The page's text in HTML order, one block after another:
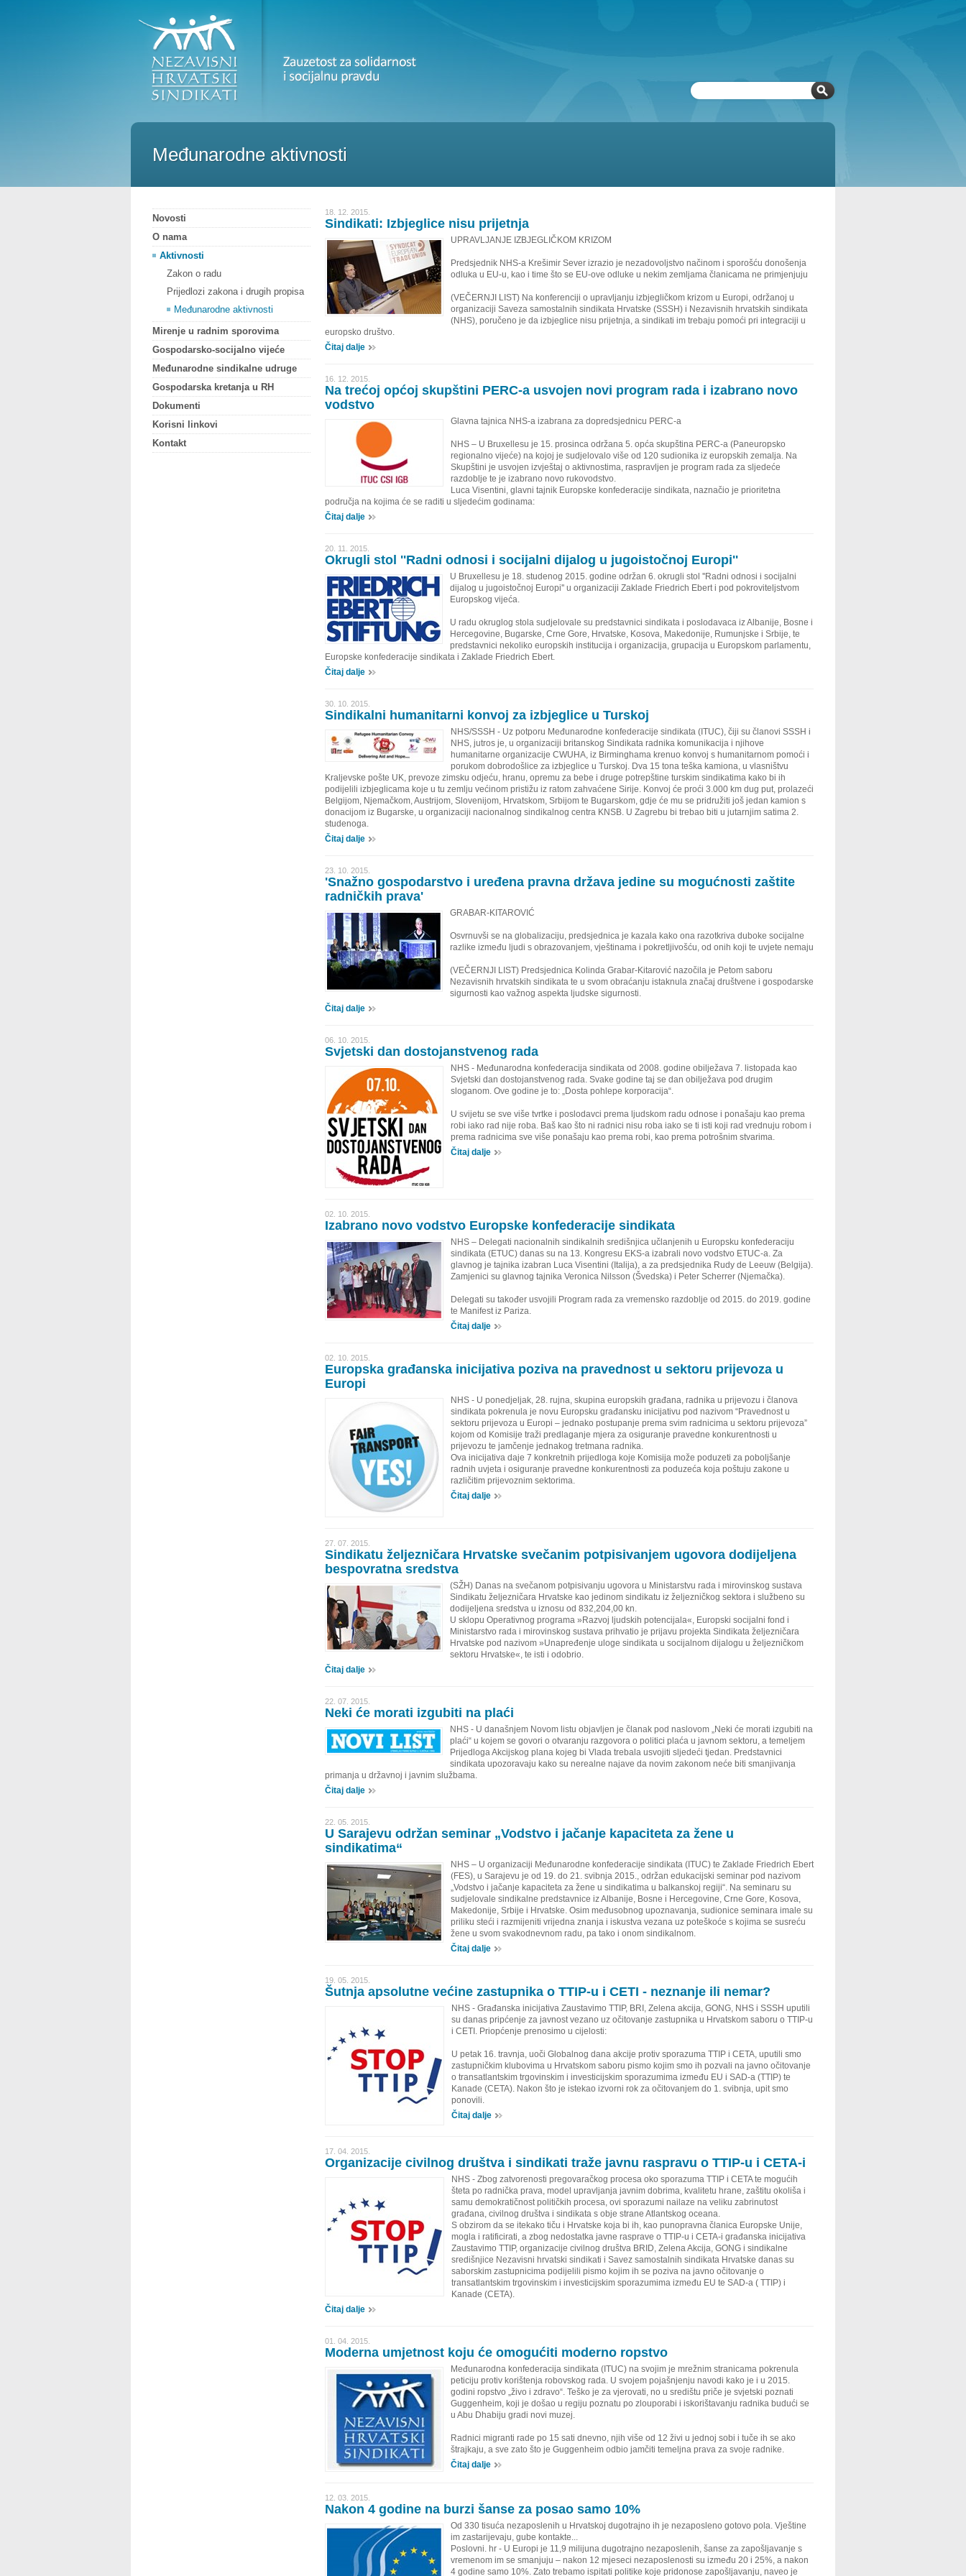
Međunarodne aktivnosti
18. 12. 2015.
Sindikati: Izbjeglice nisu prijetnja
UPRAVLJANJE IZBJEGLIČKOM KRIZOM
Predsjednik NHS-a Krešimir Sever izrazio je nezadovoljstvo načinom i sporošću donošenja
odluka u EU-u, kao i time što se EU-ove odluke u nekim zemljama članicama ne primjenjuju
(VEČERNJI LIST) Na konferenciji o upravljanju izbjegličkom krizom u Europi, održanoj u
organizaciji Saveza samostalnih sindikata Hrvatske (SSSH) i Nezavisnih hrvatskih sindikata
(NHS), poručeno je da izbjeglice nisu prijetnja, a sindikati im trebaju pomoći pri integraciji u
europsko društvo.
Čitaj dalje
16. 12. 2015.
Na trećoj općoj skupštini PERC-a usvojen novi program rada i izabrano novo
vodstvo
Glavna tajnica NHS-a izabrana za dopredsjednicu PERC-a
NHS – U Bruxellesu je 15. prosinca održana 5. opća skupština PERC-a (Paneuropsko
regionalno vijeće) na kojoj je sudjelovalo više od 120 sudionika iz europskih zemalja. Na
Skupštini je usvojen izvještaj o aktivnostima, raspravljen je program rada za sljedeće
razdoblje te je izabrano novo rukovodstvo.
Luca Visentini, glavni tajnik Europske konfederacije sindikata, naznačio je prioritetna
područja na kojima će se raditi u sljedećim godinama:
Čitaj dalje
20. 11. 2015.
Okrugli stol ''Radni odnosi i socijalni dijalog u jugoistočnoj Europi''
U Bruxellesu je 18. studenog 2015. godine održan 6. okrugli stol ''Radni odnosi i socijalni
dijalog u jugoistočnoj Europi'' u organizaciji Zaklade Friedrich Ebert i pod pokroviteljstvom
Europskog vijeća.
U radu okruglog stola sudjelovale su predstavnici sindikata i poslodavaca iz Albanije, Bosne i
Hercegovine, Bugarske, Crne Gore, Hrvatske, Kosova, Makedonije, Rumunjske i Srbije, te
predstavnici nekoliko europskih institucija i organizacija, grupacija u Europskom parlamentu,
Europske konfederacije sindikata i Zaklade Friedrich Ebert.
Čitaj dalje
30. 10. 2015.
Sindikalni humanitarni konvoj za izbjeglice u Turskoj
NHS/SSSH - Uz potporu Međunarodne konfederacije sindikata (ITUC), čiji su članovi SSSH i
NHS, jutros je, u organizaciji britanskog Sindikata radnika komunikacija i njihove
humanitarne organizacije CWUHA, iz Birminghama krenuo konvoj s humanitarnom pomoći i
porukom dobrodošlice za izbjeglice u Turskoj. Dva 15 tona teška kamiona, u vlasništvu
Kraljevske pošte UK, prevoze zimsku odjeću, hranu, opremu za bebe i druge potrepštine turskim sindikatima kako bi ih
podijelili izbjeglicama koje u tu zemlju većinom pristižu iz ratom zahvaćene Sirije. Konvoj će proći 3.000 km dug put, prolazeći
Belgijom, Njemačkom, Austrijom, Slovenijom, Hrvatskom, Srbijom te Bugarskom, gdje će mu se pridružiti još jedan kamion s
donacijom iz Bugarske, u organizaciji nacionalnog sindikalnog centra KNSB. U Zagrebu bi trebao biti u jutarnjim satima 2.
studenoga.
Čitaj dalje
23. 10. 2015.
'Snažno gospodarstvo i uređena pravna država jedine su mogućnosti zaštite
radničkih prava'
GRABAR-KITAROVIĆ
Osvrnuvši se na globalizaciju, predsjednica je kazala kako ona razotkriva duboke socijalne
razlike između ljudi s obrazovanjem, vještinama i pokretljivošću, od onih koji te uvjete nemaju
(VEČERNJI LIST) Predsjednica Kolinda Grabar-Kitarović nazočila je Petom saboru
Nezavisnih hrvatskih sindikata te u svom obraćanju istaknula značaj društvene i gospodarske
sigurnosti kao važnog aspekta ljudske sigurnosti.
Čitaj dalje
06. 10. 2015.
Svjetski dan dostojanstvenog rada
NHS - Međunarodna konfederacija sindikata od 2008. godine obilježava 7. listopada kao
Svjetski dan dostojanstvenog rada. Svake godine taj se dan obilježava pod drugim
sloganom. Ove godine je to: „Dosta pohlepe korporacija“.
U svijetu se sve više tvrtke i poslodavci prema ljudskom radu odnose i ponašaju kao prema
robi iako rad nije roba. Baš kao što ni radnici nisu roba iako se ti isti koji rad vrednuju robom i
prema radnicima sve više ponašaju kao prema robi, kao prema potrošnim stvarima.
Čitaj dalje
02. 10. 2015.
Izabrano novo vodstvo Europske konfederacije sindikata
NHS – Delegati nacionalnih sindikalnih središnjica učlanjenih u Europsku konfederaciju
sindikata (ETUC) danas su na 13. Kongresu EKS-a izabrali novo vodstvo ETUC-a. Za
glavnog je tajnika izabran Luca Visentini (Italija), a za predsjednika Rudy de Leeuw (Belgija).
Zamjenici su glavnog tajnika Veronica Nilsson (Švedska) i Peter Scherrer (Njemačka).
Delegati su također usvojili Program rada za vremensko razdoblje od 2015. do 2019. godine
te Manifest iz Pariza.
Čitaj dalje
02. 10. 2015.
Europska građanska inicijativa poziva na pravednost u sektoru prijevoza u
Europi
NHS - U ponedjeljak, 28. rujna, skupina europskih građana, radnika u prijevozu i članova
sindikata pokrenula je novu Europsku građansku inicijativu pod nazivom “Pravednost u
sektoru prijevoza u Europi – jednako postupanje prema svim radnicima u sektoru prijevoza”
kojom od Komisije traži predlaganje mjera za osiguranje pravedne konkurentnosti u
prijevozu te jamčenje jednakog tretmana radnika.
Ova inicijativa daje 7 konkretnih prijedloga koje Komisija može poduzeti za poboljšanje
radnih uvjeta i osiguranje pravedne konkurentnosti za poduzeća koja poštuju zakone u
različitim prijevoznim sektorima.
Čitaj dalje
27. 07. 2015.
Sindikatu željezničara Hrvatske svečanim potpisivanjem ugovora dodijeljena
bespovratna sredstva
(SŽH) Danas na svečanom potpisivanju ugovora u Ministarstvu rada i mirovinskog sustava
Sindikatu željezničara Hrvatske kao jedinom sindikatu iz željezničkog sektora i službeno su
dodijeljena sredstva u iznosu od 832,204,00 kn.
U sklopu Operativnog programa »Razvoj ljudskih potencijala«, Europski socijalni fond i
Ministarstvo rada i mirovinskog sustava prihvatio je prijavu projekta Sindikata željezničara
Hrvatske pod nazivom »Unapređenje uloge sindikata u socijalnom dijalogu u željezničkom
sektoru Hrvatske«, te isti i odobrio.
Čitaj dalje
22. 07. 2015.
Neki će morati izgubiti na plaći
NHS - U današnjem Novom listu objavljen je članak pod naslovom „Neki će morati izgubiti na
plaći“ u kojem se govori o otvaranju razgovora o politici plaća u javnom sektoru, a temeljem
Prijedloga Akcijskog plana kojeg bi Vlada trebala usvojiti sljedeći tjedan. Predstavnici
sindikata upozoravaju kako su nerealne najave da novim zakonom neće biti smanjivanja
primanja u državnoj i javnim službama.
Čitaj dalje
22. 05. 2015.
U Sarajevu održan seminar „Vodstvo i jačanje kapaciteta za žene u
sindikatima“
NHS – U organizaciji Međunarodne konfederacije sindikata (ITUC) te Zaklade Friedrich Ebert
(FES), u Sarajevu je od 19. do 21. svibnja 2015., održan edukacijski seminar pod nazivom
„Vodstvo i jačanje kapaciteta za žene u sindikatima u balkanskoj regiji“. Na seminaru su
sudjelovale sindikalne predstavnice iz Albanije, Bosne i Hercegovine, Crne Gore, Kosova,
Makedonije, Srbije i Hrvatske. Osim međusobnog upoznavanja, sudionice seminara imale su
priliku steći i razmijeniti vrijedna znanja i iskustva vezana uz poteškoće s kojima se susreću
žene u svom svakodnevnom radu, pa tako i onom sindikalnom.
Čitaj dalje
19. 05. 2015.
Šutnja apsolutne većine zastupnika o TTIP-u i CETI - neznanje ili nemar?
NHS - Građanska inicijativa Zaustavimo TTIP, BRI, Zelena akcija, GONG, NHS i SSSH uputili
su danas pripćenje za javnost vezano uz očitovanje zastupnika u Hrvatskom saboru o TTIP-u
i CETI. Priopćenje prenosimo u cijelosti:
U petak 16. travnja, uoči Globalnog dana akcije protiv sporazuma TTIP i CETA, uputili smo
zastupničkim klubovima u Hrvatskom saboru pismo kojim smo ih pozvali na javno očitovanje
o transatlantskim trgovinskim i investicijskim sporazumima između EU i SAD-a (TTIP) te
Kanade (CETA). Nakon što je istekao izvorni rok za očitovanjem do 1. svibnja, upit smo
ponovili.
Čitaj dalje
17. 04. 2015.
Organizacije civilnog društva i sindikati traže javnu raspravu o TTIP-u i CETA-i
NHS - Zbog zatvorenosti pregovaračkog procesa oko sporazuma TTIP i CETA te mogućih
šteta po radnička prava, model upravljanja javnim dobrima, kvalitetu hrane, zaštitu okoliša i
samu demokratičnost političkih procesa, ovi sporazumi nailaze na veliku zabrinutost
građana, civilnog društva i sindikata s obje strane Atlantskog oceana.
S obzirom da se itekako tiču i Hrvatske koja bi ih, kao punopravna članica Europske Unije,
mogla i ratificirati, a zbog nedostatka javne rasprave o TTIP-u i CETA-i građanska inicijativa
Zaustavimo TTIP, organizacije civilnog društva BRID, Zelena Akcija, GONG i sindikalne
središnjice Nezavisni hrvatski sindikati i Savez samostalnih sindikata Hrvatske danas su
saborskim zastupnicima podijelili pismo kojim ih se poziva na javno očitovanje o
transatlantskim trgovinskim i investicijskim sporazumima između EU te SAD-a ( TTIP) i
Kanade (CETA).
Čitaj dalje
01. 04. 2015.
Moderna umjetnost koju će omogućiti moderno ropstvo
Međunarodna konfederacija sindikata (ITUC) na svojim je mrežnim stranicama pokrenula
peticiju protiv korištenja robovskog rada. U svojem pojašnjenju navodi kako je i u 2015.
godini ropstvo „živo i zdravo“. Teško je za vjerovati, no u središtu priče je svjetski poznati
Guggenheim, koji je došao u regiju poznatu po zlouporabi i iskorištavanju radnika budući se
u Abu Dhabiju gradi novi muzej.
Radnici migranti rade po 15 sati dnevno, njih više od 12 živi u jednoj sobi i tuče ih se ako
štrajkaju, a sve zato što je Guggenheim odbio jamčiti temeljna prava za svoje radnike.
Čitaj dalje
12. 03. 2015.
Nakon 4 godine na burzi šanse za posao samo 10%
Od 330 tisuća nezaposlenih u Hrvatskoj dugotrajno ih je nezaposleno gotovo pola. Vještine
im zastarijevaju, gube kontakte...
Poslovni. hr - U Europi je 11,9 milijuna dugotrajno nezaposlenih, šanse za zapošljavanje s
vremenom im se smanjuju – nakon 12 mjeseci nezaposlenosti su između 20 i 25%, a nakon
4 godine samo 10%. Zato trebamo ispitati politike koje pridonose zapošljavanju, naveo je
Novosti
O nama
Aktivnosti
Zakon o radu
Prijedlozi zakona i drugih propisa
Međunarodne aktivnosti
Mirenje u radnim sporovima
Gospodarsko-socijalno vijeće
Međunarodne sindikalne udruge
Gospodarska kretanja u RH
Dokumenti
Korisni linkovi
Kontakt